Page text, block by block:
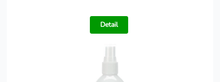
Detail